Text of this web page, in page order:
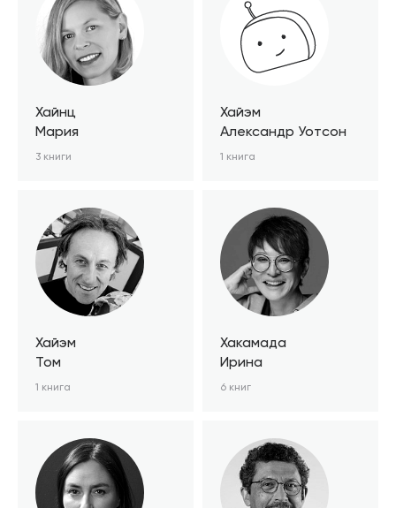
Хайнц
Мария
3 книги
Хайэм
Александр Уотсон
1 книга
Хайэм
Том
1 книга
Хакамада
Ирина
6 книг